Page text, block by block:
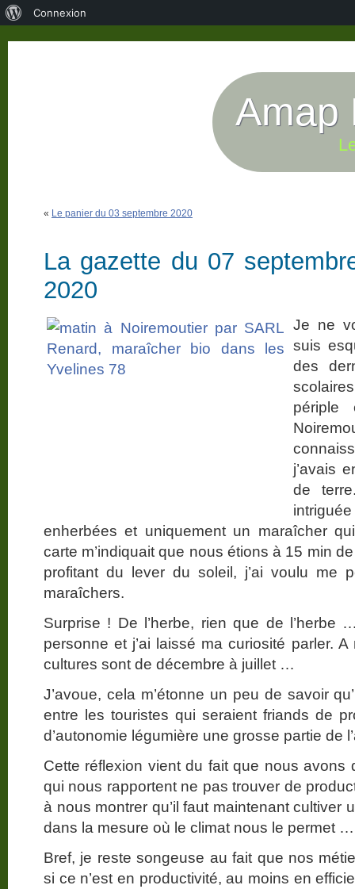
Amap
« Le panier du 03 septembre 2020
La gazette du 07
2020
Je ne
suis
des
j’avais
de
enherbées et uniquement un maraîcher
carte m’indiquait que nous étions à 15 min
profitant du lever du soleil, j’ai voulu me
maraîchers.
Surprise ! De l’herbe, rien que de
personne et j’ai laissé ma curiosité parler.
cultures sont de décembre à juillet …
J’avoue, cela m’étonne un peu de savoir
entre les touristes qui seraient friands de
d’autonomie légumière une grosse partie de
Cette réflexion vient du fait que nous
qui nous rapportent ne pas trouver de
à nous montrer qu’il faut maintenant cultiver
dans la mesure où le climat nous le permet …
Bref, je reste songeuse au fait que nos
si ce n’est en productivité, au moins en
Connexion